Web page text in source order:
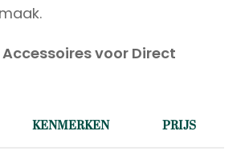
Accessoires voor Direct
KENMERKEN PRIJS